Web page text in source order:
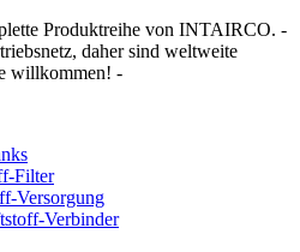
Produktreihe von INTAIRCO. -
daher sind weltweite
willkommen! -
Filter
Versorgung
Verbinder